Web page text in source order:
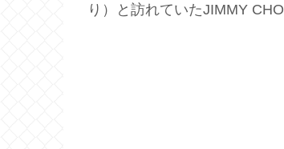
り）と訪れていたJIMMY